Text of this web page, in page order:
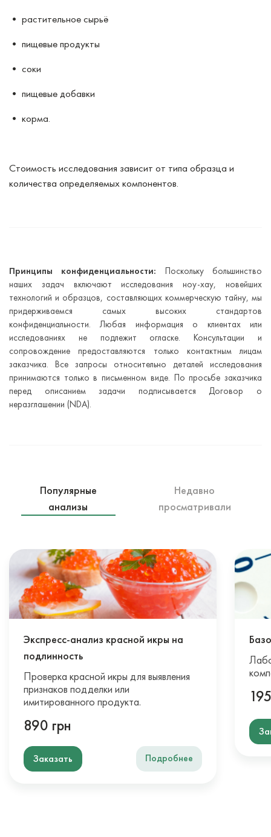
• растительное сырьё
• пищевые продукты
• соки
• пищевые добавки
• корма.
Стоимость исследования зависит от типа образца и
количества определяемых компонентов.
Принципы конфиденциальности: Поскольку большинство
наших задач включают исследования ноу-хау, новейших
технологий и образцов, составляющих коммерческую тайну, мы
придерживаемся самых высоких стандартов
конфиденциальности. Любая информация о клиентах или
исследованиях не подлежит огласке. Консультации и
сопровождение предоставляются только контактным лицам
заказчика. Все запросы относительно деталей исследования
принимаются только в письменном виде. По просьбе заказчика
перед описанием задачи подписывается Договор о
неразглашении (NDA).
Популярные
анализы
Недавно
просматривали
Экспресс-анализ красной икры на
подлинность
Проверка красной икры для выявления
признаков подделки или
имитированного продукта.
890 грн
Заказать Подробнее